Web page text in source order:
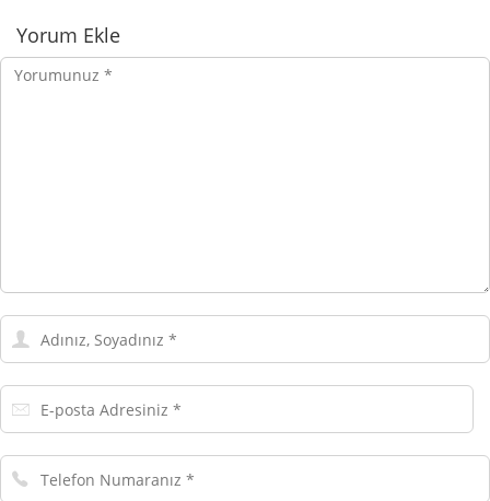
Yorumlar
Yorum Ekle
Yorumunuz
Adınız,
Soyadınız
E-
posta
Telefon
Numaranız